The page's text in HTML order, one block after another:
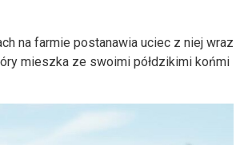
na farmie postanawia uciec z niej wraz
mieszka ze swoimi półdzikimi końmi